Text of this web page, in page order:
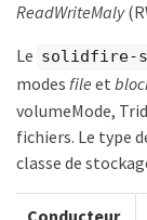
ReadWriteMaly
Le solidfire-
modes file et
volumeMode,
fichiers. Le type
classe de